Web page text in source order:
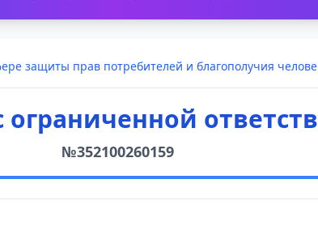
защиты прав потребителей и благополучия
№352100260159